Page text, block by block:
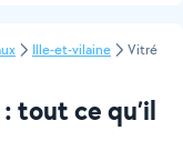
Ille-et-vilaine Vitré
tout ce qu’il